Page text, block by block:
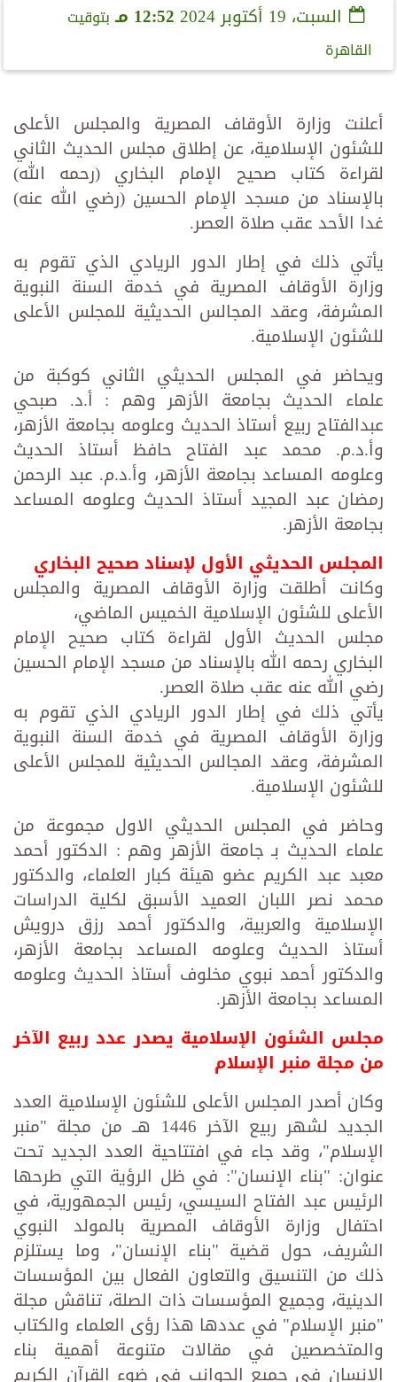
السبت، 19 أكتوبر 2024 12:52 مـ
بتوقيت
القاهرة
أعلنت وزارة الأوقاف المصرية والمجلس الأعلى
للشئون الإسلامية، عن إطلاق مجلس الحديث الثاني
لقراءة كتاب صحيح الإمام البخاري (رحمه الله)
بالإسناد من مسجد الإمام الحسين (رضي الله عنه)
غدا الأحد عقب صلاة العصر.
يأتي ذلك في إطار الدور الريادي الذي تقوم به
وزارة الأوقاف المصرية في خدمة السنة النبوية
المشرفة، وعقد المجالس الحديثية للمجلس الأعلى
للشئون الإسلامية.
ويحاضر في المجلس الحديثي الثاني كوكبة من
علماء الحديث بجامعة الأزهر وهم :‏ أ.د. صبحي
عبدالفتاح ربيع أستاذ الحديث وعلومه بجامعة الأزهر،
وأ.د.م. محمد عبد الفتاح حافظ أستاذ الحديث
وعلومه المساعد بجامعة ‏الأزهر، وأ.د.م. عبد الرحمن
رمضان عبد المجيد أستاذ الحديث وعلومه المساعد
بجامعة الأزهر.
المجلس الحديثي الأول لإسناد صحيح البخاري
وكانت أطلقت وزارة الأوقاف المصرية والمجلس
الأعلى للشئون الإسلامية الخميس الماضي،
مجلس الحديث الأول لقراءة كتاب صحيح الإمام
البخاري رحمه الله بالإسناد من مسجد الإمام الحسين
رضي الله عنه عقب صلاة العصر.
يأتي ذلك في إطار الدور الريادي الذي تقوم به
وزارة الأوقاف المصرية في خدمة السنة النبوية
المشرفة، وعقد المجالس الحديثية للمجلس الأعلى
للشئون الإسلامية.
وحاضر في المجلس الحديثي الاول مجموعة من
علماء الحديث بـ جامعة الأزهر وهم : الدكتور أحمد
معبد عبد الكريم عضو هيئة كبار العلماء، والدكتور
محمد نصر اللبان العميد الأسبق لكلية الدراسات
الإسلامية والعربية، والدكتور أحمد رزق درويش
أستاذ الحديث وعلومه المساعد بجامعة الأزهر،
والدكتور أحمد نبوي مخلوف أستاذ الحديث وعلومه
المساعد بجامعة الأزهر.
مجلس الشئون الإسلامية يصدر عدد ربيع الآخر
من مجلة منبر الإسلام
وكان أصدر المجلس الأعلى للشئون الإسلامية العدد
الجديد لشهر ربيع الآخر 1446 هــ من مجلة "منبر
الإسلام"، وقد جاء في افتتاحية العدد الجديد تحت
عنوان: "بناء الإنسان": في ظل الرؤية التي طرحها
الرئيس عبد الفتاح السيسي، رئيس الجمهورية، في
احتفال وزارة الأوقاف المصرية بالمولد النبوي
الشريف، حول قضية "بناء الإنسان"، وما يستلزم
ذلك من التنسيق والتعاون الفعال بين المؤسسات
الدينية، وجميع المؤسسات ذات الصلة، تناقش مجلة
"منبر الإسلام" في عددها هذا رؤى العلماء والكتاب
والمتخصصين في مقالات متنوعة أهمية بناء
الإنسان في جميع الجوانب في ضوء القرآن الكريم